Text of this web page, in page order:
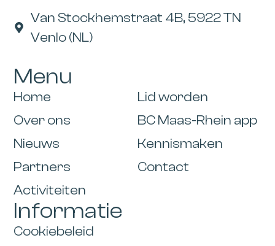
Van Stockhemstraat 4B, 5922 TN
Venlo (NL)
Menu
Home
Over ons
Nieuws
Partners
Activiteiten
Lid worden
BC Maas-Rhein app
Kennismaken
Contact
Informatie
Cookiebeleid